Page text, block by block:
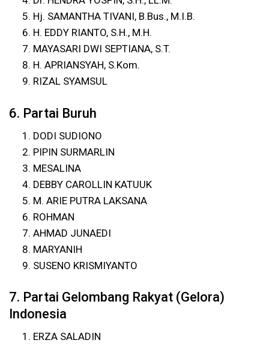
Hj. SAMANTHA TIVANI, B.Bus., M.I.B.
H. EDDY RIANTO, S.H., M.H.
MAYASARI DWI SEPTIANA, S.T.
H. APRIANSYAH, S.Kom.
RIZAL SYAMSUL
6. Partai Buruh
DODI SUDIONO
PIPIN SURMARLIN
MESALINA
DEBBY CAROLLIN KATUUK
M. ARIE PUTRA LAKSANA
ROHMAN
AHMAD JUNAEDI
MARYANIH
SUSENO KRISMIYANTO
7. Partai Gelombang Rakyat (Gelora)
Indonesia
ERZA SALADIN